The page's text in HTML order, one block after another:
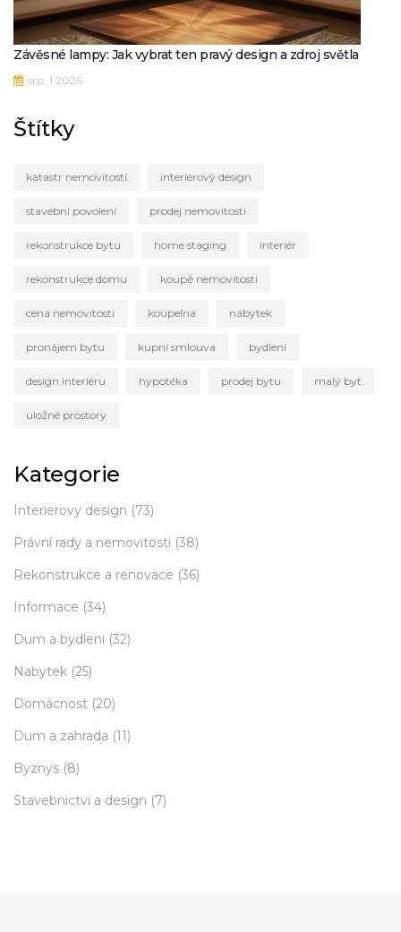
Závěsné lampy: Jak vybrat ten pravý design a zdroj světla
srp, 1 2026
Štítky
katastr nemovitostí interiérový design
stavební povolení prodej nemovitosti
rekonstrukce bytu home staging interiér
rekonstrukce domu koupě nemovitosti
cena nemovitosti koupelna nábytek
pronájem bytu kupní smlouva bydlení
design interiéru hypotéka prodej bytu malý byt
úložné prostory
Kategorie
Interierovy design (73)
Právní rady a nemovitosti (38)
Rekonstrukce a renovace (36)
Informace (34)
Dum a bydleni (32)
Nabytek (25)
Domácnost (20)
Dum a zahrada (11)
Byznys (8)
Stavebnictvi a design (7)